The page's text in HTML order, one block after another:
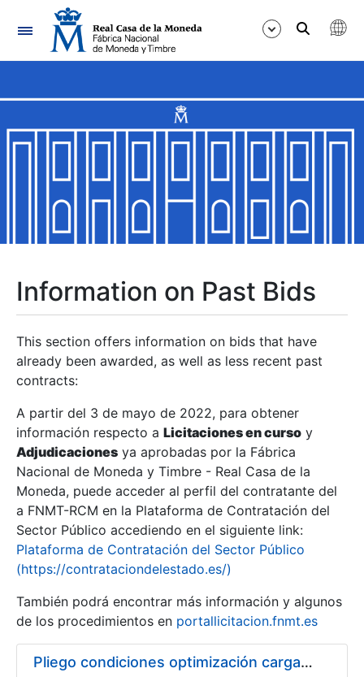
Navigation
Show/Hide
Show/Hide
Show/Hide
Show/Hide
Show/Hide
Information on Past Bids
This section offers information on bids that have
already been awarded, as well as less recent past
contracts:
A partir del 3 de mayo de 2022, para obtener
información respecto a Licitaciones en curso y
Adjudicaciones ya aprobadas por la Fábrica
Nacional de Moneda y Timbre - Real Casa de la
Moneda, puede acceder al perfil del contratante del
a FNMT-RCM en la Plataforma de Contratación del
Sector Público accediendo en el siguiente link:
Plataforma de Contratación del Sector Público
(https://contrataciondelestado.es/)
También podrá encontrar más información y algunos
de los procedimientos en portallicitacion.fnmt.es
Pliego condiciones optimización cargas compras firmado